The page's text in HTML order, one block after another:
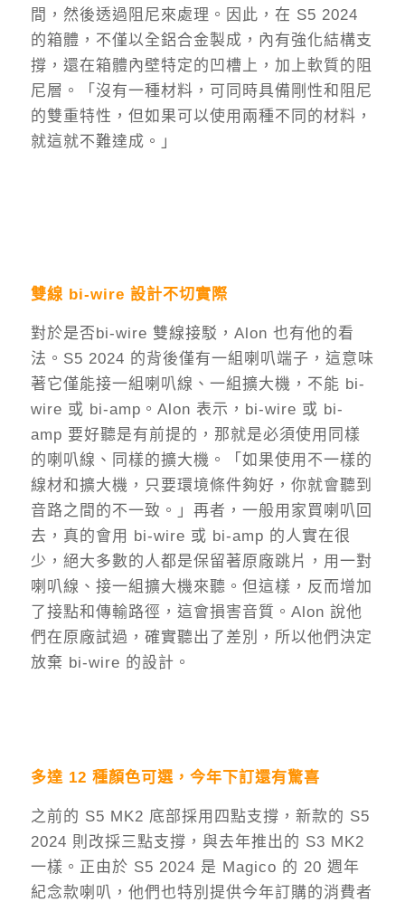
間，然後透過阻尼來處理。因此，在 S5 2024
的箱體，不僅以全鋁合金製成，內有強化結構支
撐，還在箱體內壁特定的凹槽上，加上軟質的阻
尼層。「沒有一種材料，可同時具備剛性和阻尼
的雙重特性，但如果可以使用兩種不同的材料，
就這就不難達成。」
雙線 bi-wire 設計不切實際
對於是否bi-wire 雙線接駁，Alon 也有他的看
法。S5 2024 的背後僅有一組喇叭端子，這意味
著它僅能接一組喇叭線、一組擴大機，不能 bi-
wire 或 bi-amp。Alon 表示，bi-wire 或 bi-
amp 要好聽是有前提的，那就是必須使用同樣
的喇叭線、同樣的擴大機。「如果使用不一樣的
線材和擴大機，只要環境條件夠好，你就會聽到
音路之間的不一致。」再者，一般用家買喇叭回
去，真的會用 bi-wire 或 bi-amp 的人實在很
少，絕大多數的人都是保留著原廠跳片，用一對
喇叭線、接一組擴大機來聽。但這樣，反而增加
了接點和傳輸路徑，這會損害音質。Alon 說他
們在原廠試過，確實聽出了差別，所以他們決定
放棄 bi-wire 的設計。
多達 12 種顏色可選，今年下訂還有驚喜
之前的 S5 MK2 底部採用四點支撐，新款的 S5
2024 則改採三點支撐，與去年推出的 S3 MK2
一樣。正由於 S5 2024 是 Magico 的 20 週年
紀念款喇叭，他們也特別提供今年訂購的消費者